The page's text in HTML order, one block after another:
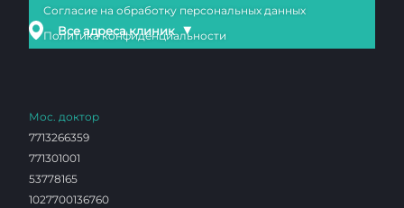
Все адреса клиник ▼
Согласие на обработку персональных данных
Политика конфиденциальности
Мос. доктор
7713266359
771301001
53778165
1027700136760